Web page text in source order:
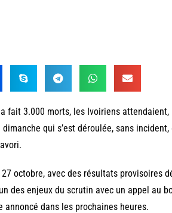
fait 3.000 morts, les Ivoiriens attendaient,
qui s’est déroulée, sans
octobre, avec des résultats provisoires
des enjeux du scrutin avec un appel au
annoncé dans les prochaines heures.